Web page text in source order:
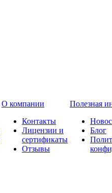
О компании
Контакты
Лицензии и
сертификаты
Отзывы
Полезная
Блог